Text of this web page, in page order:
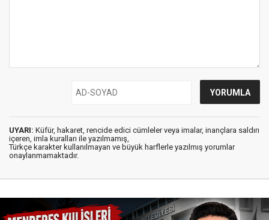
UYARI: Küfür, hakaret, rencide edici cümleler veya imalar, inançlara saldırı
içeren, imla kuralları ile yazılmamış,
Türkçe karakter kullanılmayan ve büyük harflerle yazılmış yorumlar
onaylanmamaktadır.